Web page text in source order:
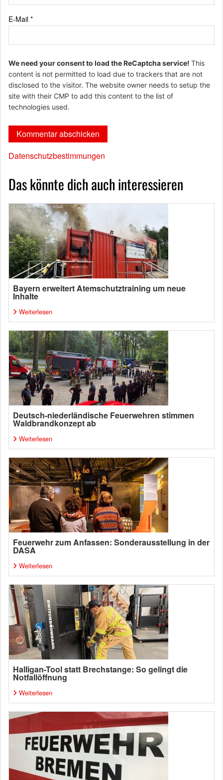
E-Mail *
We need your consent to load the ReCaptcha service! This
content is not permitted to load due to trackers that are not
disclosed to the visitor. The website owner needs to setup the
site with their CMP to add this content to the list of
technologies used.
Datenschutzbestimmungen
Das könnte dich auch interessieren
Bayern erweitert Atemschutztraining um neue
Inhalte
Weiterlesen
Deutsch-niederländische Feuerwehren stimmen
Waldbrandkonzept ab
Weiterlesen
Feuerwehr zum Anfassen: Sonderausstellung in der
DASA
Weiterlesen
Halligan-Tool statt Brechstange: So gelingt die
Notfallöffnung
Weiterlesen